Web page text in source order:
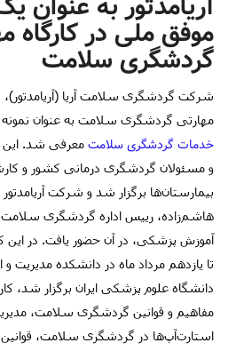
موفق ملی در کارگاه
گردشگری سلامت
شرکت گردشگری سلامت آریا (آریامدتور)،
مهارتی گردشگری سلامت به عنوان
خدمات گردشگری سلامتمعرفی شد. این
و مسئولان گردشگری درمانی کشور و
بیمارستان‌ها برگزار شد و شرکت
هاشم‌زاده، رییس اداره گردشگری سلامت
آموزش پزشکی، در آن حضور یافت. در این
تا یازدهم مرداد ماه در دانشکده
دانشگاه علوم پزشکی ایران برگزار شد،
مفاهیم و قوانین گردشگری سلامت،
استارت‌آپ‌ها در گردشگری سلامت، قوانین